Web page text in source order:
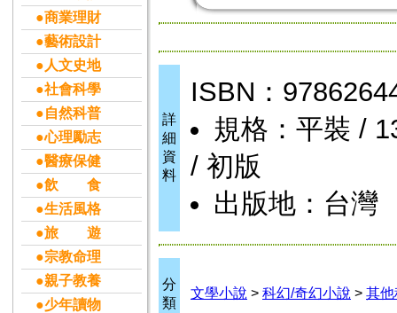
●商業理財
●藝術設計
●人文史地
●社會科學
●自然科普
●心理勵志
●醫療保健
●飲 食
●生活風格
●旅 遊
●宗教命理
●親子教養
●少年讀物
詳
細
資
料
ISBN：
規格：平裝 /
/ 初版
出版地：台灣
分
類
文學小說 > 科幻/奇幻小說 > 其